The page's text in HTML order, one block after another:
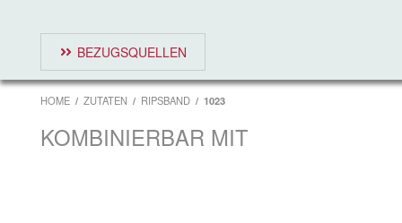
BEZUGSQUELLEN
HOME ZUTATEN RIPSBAND 1023
KOMBINIERBAR MIT